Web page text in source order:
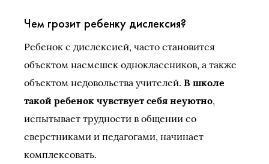
Чем грозит ребенку дислексия?
Ребенок с дислексией, часто становится
объектом насмешек одноклассников, а также
объектом недовольства учителей. В школе
такой ребенок чувствует себя неуютно,
испытывает трудности в общении со
сверстниками и педагогами, начинает
комплексовать.